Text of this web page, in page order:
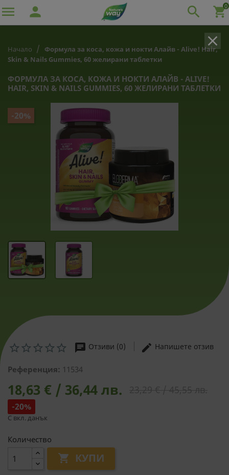
 shopping_cart0

person
Начало
Формула за коса, кожа и нокти Алайв - Alive! Hair,
Skin & Nails Gummies, 60 желирани таблетки
ФОРМУЛА ЗА КОСА, КОЖА И НОКТИ АЛАЙВ - ALIVE!
HAIR, SKIN & NAILS GUMMIES, 60 ЖЕЛИРАНИ ТАБЛЕТКИ
-20%
chat Отзиви (0) edit Напишете отзив
Референция: 11534
18,63 € / 36,44 лв.
-20%
С вкл. данък
Количество
 КУПИ
clear